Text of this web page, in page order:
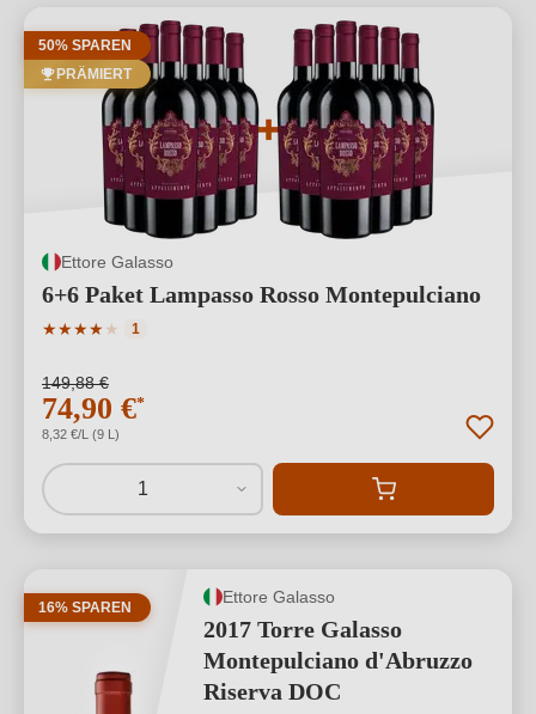
50% SPAREN
PRÄMIERT
Ettore Galasso
6+6 Paket Lampasso Rosso Montepulciano
★★★★★
Durchschnittliche Bewertung von 4 von 5 Sternen
1
149,88 €
74,90 €*
8,32 €/L (9 L)
1
16% SPAREN
Ettore Galasso
2017 Torre Galasso
Montepulciano d'Abruzzo
Riserva DOC